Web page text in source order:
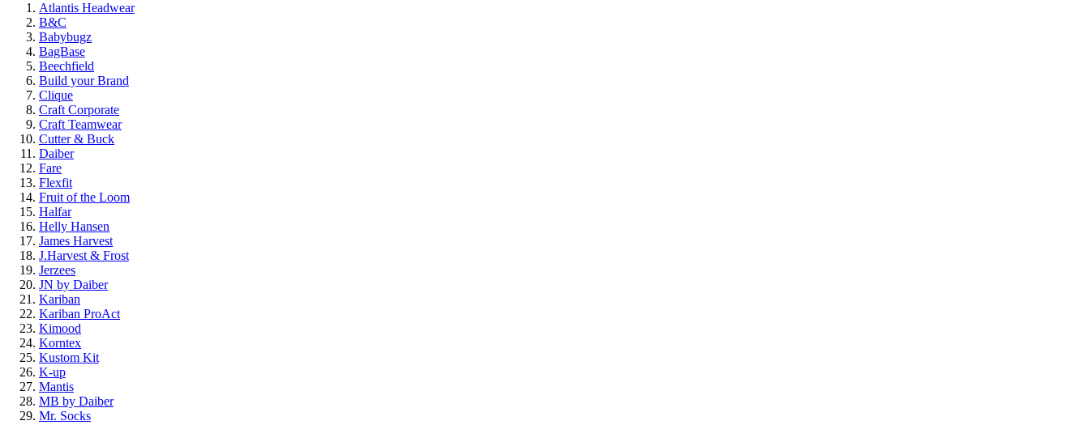
Atlantis Headwear
B&C
Babybugz
BagBase
Beechfield
Build your Brand
Clique
Craft Corporate
Craft Teamwear
Cutter & Buck
Daiber
Fare
Flexfit
Fruit of the Loom
Halfar
Helly Hansen
James Harvest
J.Harvest & Frost
Jerzees
JN by Daiber
Kariban
Kariban ProAct
Kimood
Korntex
Kustom Kit
K-up
Mantis
MB by Daiber
Mr. Socks